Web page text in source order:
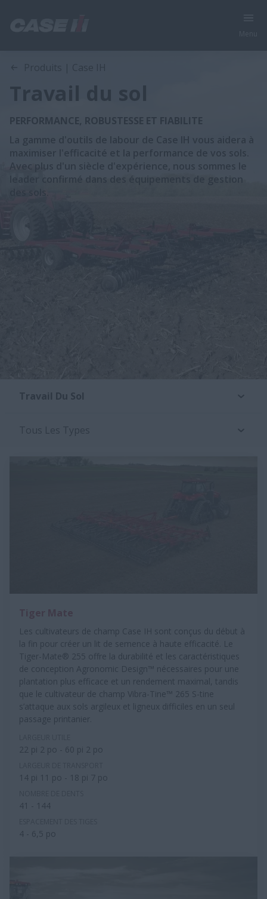
Travail du sol
PERFORMANCE, ROBUSTESSE ET FIABILITE
Avec plus d'un siècle d'expérience, nous sommes le
leader confirmé dans des équipements de gestion
Travail Du Sol
Tous Les Types
Les cultivateurs de champ Case IH sont conçus du début à
la fin pour créer un lit de semence à haute efficacité. Le
Tiger-Mate® 255 offre la durabilité et les caractéristiques
de conception Agronomic Design™ nécessaires pour une
plantation plus efficace et un rendement maximal, tandis
que le cultivateur de champ Vibra-Tine™ 265 S-tine
s’attaque aux sols argileux et ligneux difficiles en un seul
passage printanier.
22 pi 2 po - 60 pi 2 po
14 pi 11 po - 18 pi 7 po
41 - 144
4 - 6,5 po